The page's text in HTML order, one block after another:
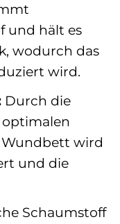
und hält es
wodurch das
wird.
Durch die
wird
und die
Schaumstoff